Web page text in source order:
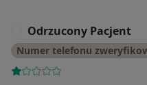
Odrzucony Pacjent
Numer telefonu